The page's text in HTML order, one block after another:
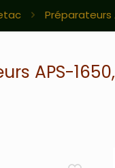
Préparateurs
APS-